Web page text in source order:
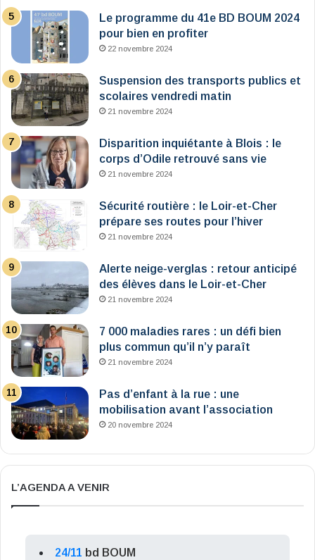
Le programme du 41e BD BOUM 2024
pour bien en profiter
22 novembre 2024
Suspension des transports publics et
scolaires vendredi matin
21 novembre 2024
Disparition inquiétante à Blois : le
corps d’Odile retrouvé sans vie
21 novembre 2024
Sécurité routière : le Loir-et-Cher
prépare ses routes pour l’hiver
21 novembre 2024
Alerte neige-verglas : retour anticipé
des élèves dans le Loir-et-Cher
21 novembre 2024
7 000 maladies rares : un défi bien
plus commun qu’il n’y paraît
21 novembre 2024
Pas d’enfant à la rue : une
mobilisation avant l’association
20 novembre 2024
L’AGENDA A VENIR
24/11 bd BOUM